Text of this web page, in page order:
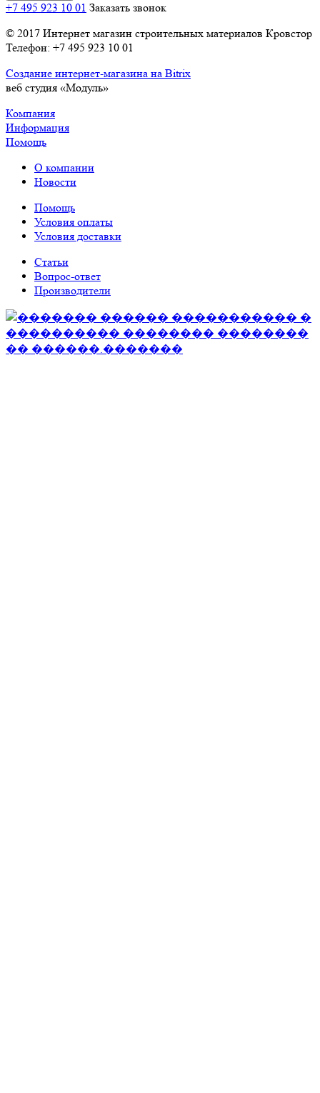
+7 495 923 10 01 Заказать звонок
© 2017 Интернет магазин строительных материалов Кровстор
Телефон: +7 495 923 10 01
Создание интернет-магазина на Bitrix
веб студия «Модуль»
Компания
Информация
Помощь
О компании
Новости
Помощь
Условия оплаты
Условия доставки
Статьи
Вопрос-ответ
Производители